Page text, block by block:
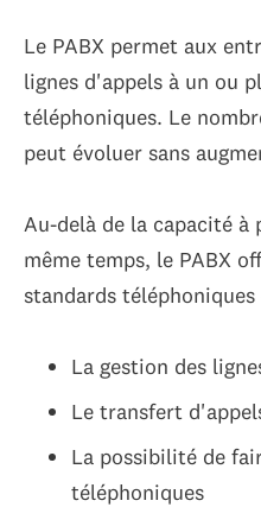
Le PABX permet aux
lignes d'appels à un ou
téléphoniques. Le
peut évoluer sans
Au-delà de la capacité à
même temps, le PABX
standards téléphoniques
La gestion des
Le transfert
La possibilité de
téléphoniques